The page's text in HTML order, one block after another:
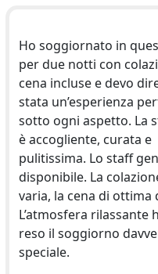
Ho soggiornato in
per due notti con
cena incluse e devo
stata un’esperienza
sotto ogni aspetto. La
è accogliente, curata e
pulitissima. Lo staff
disponibile. La
varia, la cena di ottima
L’atmosfera rilassante
reso il soggiorno
speciale.